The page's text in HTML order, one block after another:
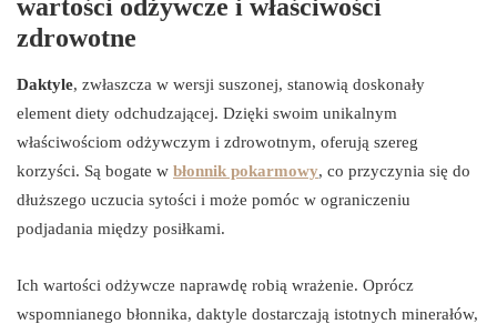
wartości odżywcze i właściwości
zdrowotne
Daktyle, zwłaszcza w wersji suszonej, stanowią doskonały
element diety odchudzającej. Dzięki swoim unikalnym
właściwościom odżywczym i zdrowotnym, oferują szereg
korzyści. Są bogate w błonnik pokarmowy, co przyczynia się do
dłuższego uczucia sytości i może pomóc w ograniczeniu
podjadania między posiłkami.
Ich wartości odżywcze naprawdę robią wrażenie. Oprócz
wspomnianego błonnika, daktyle dostarczają istotnych minerałów,